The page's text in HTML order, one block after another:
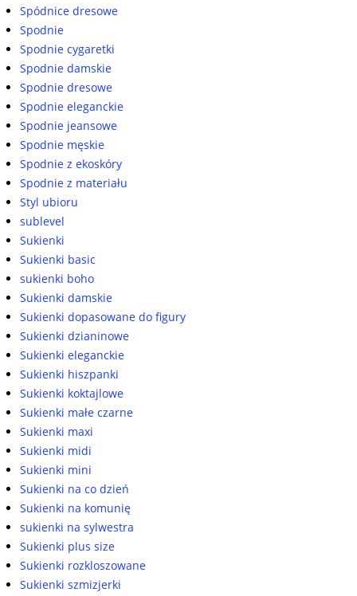
Spódnice dresowe
Spodnie
Spodnie cygaretki
Spodnie damskie
Spodnie dresowe
Spodnie eleganckie
Spodnie jeansowe
Spodnie męskie
Spodnie z ekoskóry
Spodnie z materiału
Styl ubioru
sublevel
Sukienki
Sukienki basic
sukienki boho
Sukienki damskie
Sukienki dopasowane do figury
Sukienki dzianinowe
Sukienki eleganckie
Sukienki hiszpanki
Sukienki koktajlowe
Sukienki małe czarne
Sukienki maxi
Sukienki midi
Sukienki mini
Sukienki na co dzień
Sukienki na komunię
sukienki na sylwestra
Sukienki plus size
Sukienki rozkloszowane
Sukienki szmizjerki